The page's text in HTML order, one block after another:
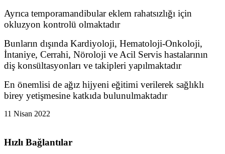
Ayrıca temporamandibular eklem rahatsızlığı için
okluzyon kontrolü olmaktadır
Bunların dışında Kardiyoloji, Hematoloji-Onkoloji,
İntaniye, Cerrahi, Nöroloji ve Acil Servis hastalarının
diş konsültasyonları ve takipleri yapılmaktadır
En önemlisi de ağız hijyeni eğitimi verilerek sağlıklı
birey yetişmesine katkıda bulunulmaktadır
11 Nisan 2022
Hızlı Bağlantılar